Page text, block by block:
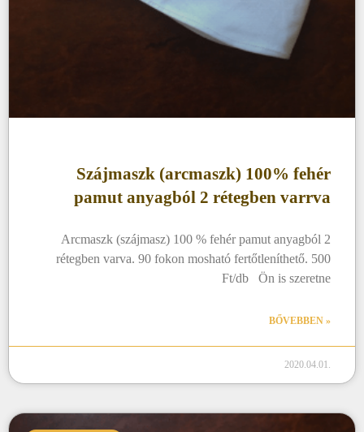
Szájmaszk (arcmaszk) 100% fehér
pamut anyagból 2 rétegben varrva
Arcmaszk (szájmasz) 100 % fehér pamut anyagból 2
rétegben varva. 90 fokon mosható fertőtleníthető. 500
Ft/db Ön is szeretne
BŐVEBBEN »
2020.04.01.